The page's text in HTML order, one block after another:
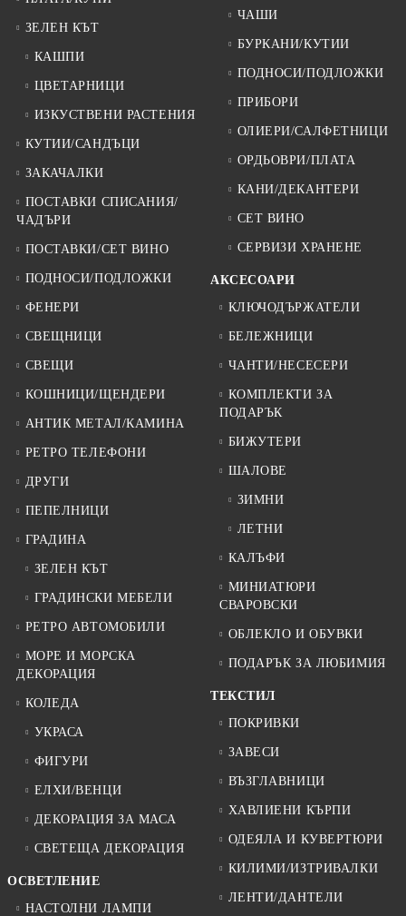
ЗЕЛЕН КЪТ
КАШПИ
ЦВЕТАРНИЦИ
ИЗКУСТВЕНИ РАСТЕНИЯ
КУТИИ/САНДЪЦИ
ЗАКАЧАЛКИ
ПОСТАВКИ СПИСАНИЯ/
ЧАДЪРИ
ПОСТАВКИ/СЕТ ВИНО
ПОДНОСИ/ПОДЛОЖКИ
ФЕНЕРИ
СВЕЩНИЦИ
СВЕЩИ
КОШНИЦИ/ЩЕНДЕРИ
АНТИК МЕТАЛ/КАМИНА
РЕТРО ТЕЛЕФОНИ
ДРУГИ
ПЕПЕЛНИЦИ
ГРАДИНА
ЗЕЛЕН КЪТ
ГРАДИНСКИ МЕБЕЛИ
РЕТРО АВТОМОБИЛИ
МОРЕ И МОРСКА
ДЕКОРАЦИЯ
КОЛЕДА
УКРАСА
ФИГУРИ
ЕЛХИ/ВЕНЦИ
ДЕКОРАЦИЯ ЗА МАСА
СВЕТЕЩА ДЕКОРАЦИЯ
ОСВЕТЛЕНИЕ
НАСТОЛНИ ЛАМПИ
ЧАШИ
БУРКАНИ/КУТИИ
ПОДНОСИ/ПОДЛОЖКИ
ПРИБОРИ
ОЛИЕРИ/САЛФЕТНИЦИ
ОРДЬОВРИ/ПЛАТА
КАНИ/ДЕКАНТЕРИ
СЕТ ВИНО
СЕРВИЗИ ХРАНЕНЕ
АКСЕСОАРИ
КЛЮЧОДЪРЖАТЕЛИ
БЕЛЕЖНИЦИ
ЧАНТИ/НЕСЕСЕРИ
КОМПЛЕКТИ ЗА
ПОДАРЪК
БИЖУТЕРИ
ШАЛОВЕ
ЗИМНИ
ЛЕТНИ
КАЛЪФИ
МИНИАТЮРИ
СВАРОВСКИ
ОБЛЕКЛО И ОБУВКИ
ПОДАРЪК ЗА ЛЮБИМИЯ
ТЕКСТИЛ
ПОКРИВКИ
ЗАВЕСИ
ВЪЗГЛАВНИЦИ
ХАВЛИЕНИ КЪРПИ
ОДЕЯЛА И КУВЕРТЮРИ
КИЛИМИ/ИЗТРИВАЛКИ
ЛЕНТИ/ДАНТЕЛИ